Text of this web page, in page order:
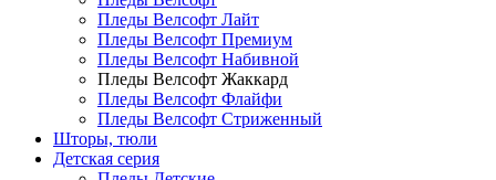
Пледы Велсофт Лайт
Пледы Велсофт Премиум
Пледы Велсофт Набивной
Пледы Велсофт Жаккард
Пледы Велсофт Флайфи
Пледы Велсофт Стриженный
Шторы, тюли
Детская серия